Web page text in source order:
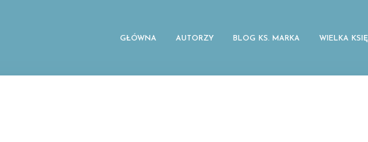
GŁÓWNA AUTORZY BLOG KS. MARKA WIELKA